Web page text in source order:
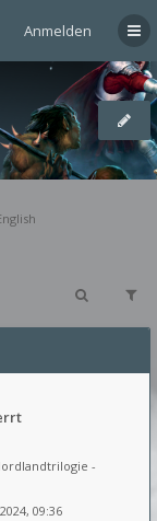
Anmelden
-
09:36